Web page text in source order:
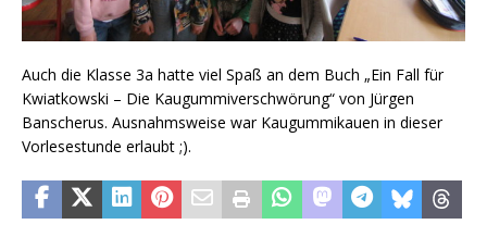
Auch die Klasse 3a hatte viel Spaß an dem Buch „Ein Fall für
Kwiatkowski – Die Kaugummiverschwörung“ von Jürgen
Banscherus. Ausnahmsweise war Kaugummikauen in dieser
Vorlesestunde erlaubt ;).